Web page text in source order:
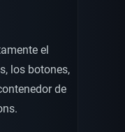
el
los botones,
de